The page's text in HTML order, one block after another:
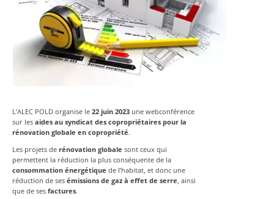
L’ALEC POLD organise le 22 juin 2023 une webconférence
sur les aides au syndicat des copropriétaires pour la
rénovation globale en copropriété.
Les projets de rénovation globale sont ceux qui
permettent la réduction la plus conséquente de la
consommation énergétique de l’habitat, et donc une
réduction de ses émissions de gaz à effet de serre, ainsi
que de ses factures.